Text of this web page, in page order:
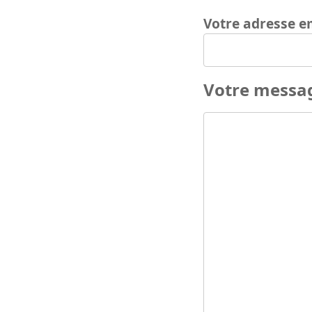
Votre adresse
Votre